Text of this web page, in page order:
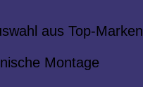
aus Top-Marken
Montage